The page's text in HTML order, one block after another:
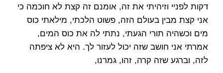
דקות לפניי וזיהיתי את זה, אומנם זה קצת לא חוכמה כי
אני קצת מבין בעולם הזה, פשוט הלכתי, מילאתי כוס
מים וכשהיה תורי הגעתי, נתתי לה את כוס המים,
אמרתי אני חושב שזה יכול לעזור לך. היא לא ציפתה
לזה, וברגע שזה קרה, זהו, גמרנו,